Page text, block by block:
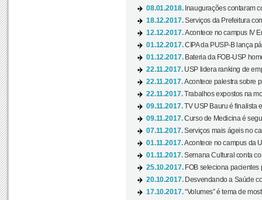
08.01.2018. Inaugurações contaram
18.12.2017.Serviços da Prefeitura
12.12.2017.Acontece no campus IV
01.12.2017.CIPA da PUSP-B lança
01.12.2017. Bateria da FOB-USP
22.11.2017. USP lidera ranking de
22.11.2017.Acontece palestra sobre
22.11.2017.Trabalhos expostos na
09.11.2017.TV USP Bauru é finalista
09.11.2017.Curso de Medicina é
07.11.2017.Serviços mais ágeis no
01.11.2017.Acontece no campus da
01.11.2017.Semana Cultural conta
25.10.2017. FOB seleciona pacientes
20.10.2017. Desvendando a Saúde
17.10.2017.“Volumes” é tema de